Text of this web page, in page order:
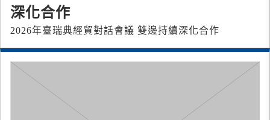
深化合作
2026年臺瑞典經貿對話會議 雙邊持續深化合作